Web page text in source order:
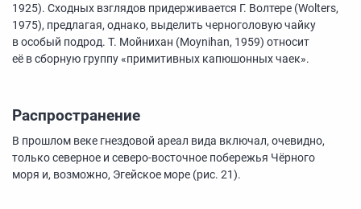
1925). Сходных взглядов придерживается Г. Волтере (Wolters,
1975), предлагая, однако, выделить черноголовую чайку
в особый подрод. Т. Мойнихан (Moynihan, 1959) относит
её в сборную группу «примитивных капюшонных чаек».
Распространение
В прошлом веке гнездовой ареал вида включал, очевидно,
только северное и северо-восточное побережья Чёрного
моря и, возможно, Эгейское море (рис. 21).